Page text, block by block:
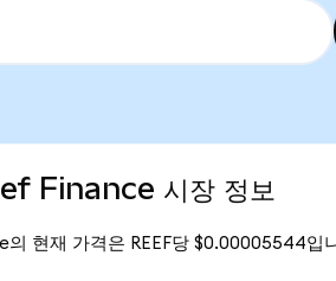
Finance 시장 정보
의 현재 가격은 REEF당 $0.00005544입